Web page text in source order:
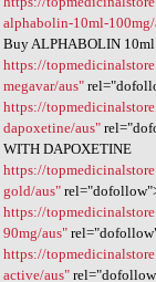
alphabolin-10ml-100mg/
Buy ALPHABOLIN
https://
megavar/aus"
https://
dapoxetine/aus"
WITH DAPOXETINE
https://
gold/aus"
https://
90mg/aus"
https://
active/aus"